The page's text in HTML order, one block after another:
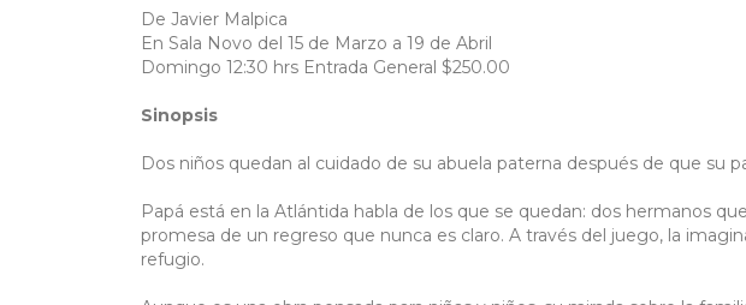
De Javier Malpica
En Sala Novo del 15 de Marzo a 19 de Abril
Domingo 12:30 hrs Entrada General $250.00
Sinopsis
Dos niños quedan al cuidado de su abuela paterna después de que su
Papá está en la Atlántida habla de los que se quedan: dos hermanos
promesa de un regreso que nunca es claro. A través del juego, la
refugio.